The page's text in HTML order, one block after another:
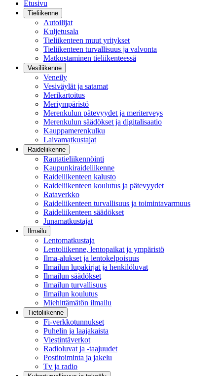
Etusivu
Tieliikenne
Autoilijat
Kuljetusala
Tieliikenteen muut yritykset
Tieliikenteen turvallisuus ja valvonta
Matkustaminen tieliikenteessä
Vesiliikenne
Veneily
Vesiväylät ja satamat
Merikartoitus
Meriympäristö
Merenkulun pätevyydet ja meriterveys
Merenkulun säädökset ja digitalisaatio
Kauppamerenkulku
Laivamatkustajat
Raideliikenne
Rautatieliikennöinti
Kaupunkiraideliikenne
Raideliikenteen kalusto
Raideliikenteen koulutus ja pätevyydet
Rataverkko
Raideliikenteen turvallisuus ja toimintavarmuus
Raideliikenteen säädökset
Junamatkustajat
Ilmailu
Lentomatkustaja
Lentoliikenne, lentopaikat ja ympäristö
Ilma-alukset ja lentokelpoisuus
Ilmailun lupakirjat ja henkilöluvat
Ilmailun säädökset
Ilmailun turvallisuus
Ilmailun koulutus
Miehittämätön ilmailu
Tietoliikenne
Fi-verkkotunnukset
Puhelin ja laajakaista
Viestintäverkot
Radioluvat ja -taajuudet
Postitoiminta ja jakelu
Tv ja radio